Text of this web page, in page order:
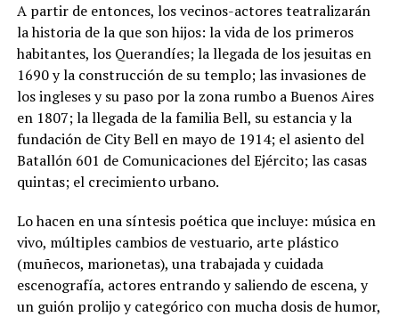
A partir de entonces, los vecinos-actores teatralizarán
la historia de la que son hijos: la vida de los primeros
habitantes, los Querandíes; la llegada de los jesuitas en
1690 y la construcción de su templo; las invasiones de
los ingleses y su paso por la zona rumbo a Buenos Aires
en 1807; la llegada de la familia Bell, su estancia y la
fundación de City Bell en mayo de 1914; el asiento del
Batallón 601 de Comunicaciones del Ejército; las casas
quintas; el crecimiento urbano.
Lo hacen en una síntesis poética que incluye: música en
vivo, múltiples cambios de vestuario, arte plástico
(muñecos, marionetas), una trabajada y cuidada
escenografía, actores entrando y saliendo de escena, y
un guión prolijo y categórico con mucha dosis de humor,